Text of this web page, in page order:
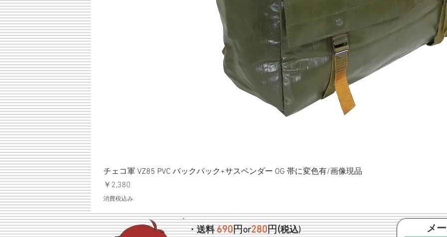
チェコ軍 VZ85 PVC バックパック+サスペンダー OG 帯に変色有/画像現品
価格
￥2,380
消費税込み
・送料690円or280円(税込) メ